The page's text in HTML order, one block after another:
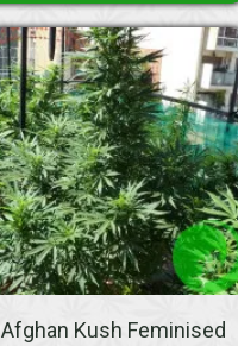
Afghan Kush Feminised